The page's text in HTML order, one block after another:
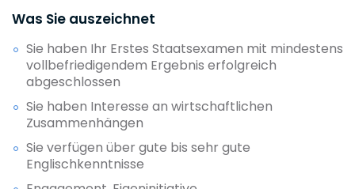
Was Sie auszeichnet
Sie haben Ihr Erstes Staatsexamen mit mindestens
vollbefriedigendem Ergebnis erfolgreich
abgeschlossen
Sie haben Interesse an wirtschaftlichen
Zusammenhängen
Sie verfügen über gute bis sehr gute
Englischkenntnisse